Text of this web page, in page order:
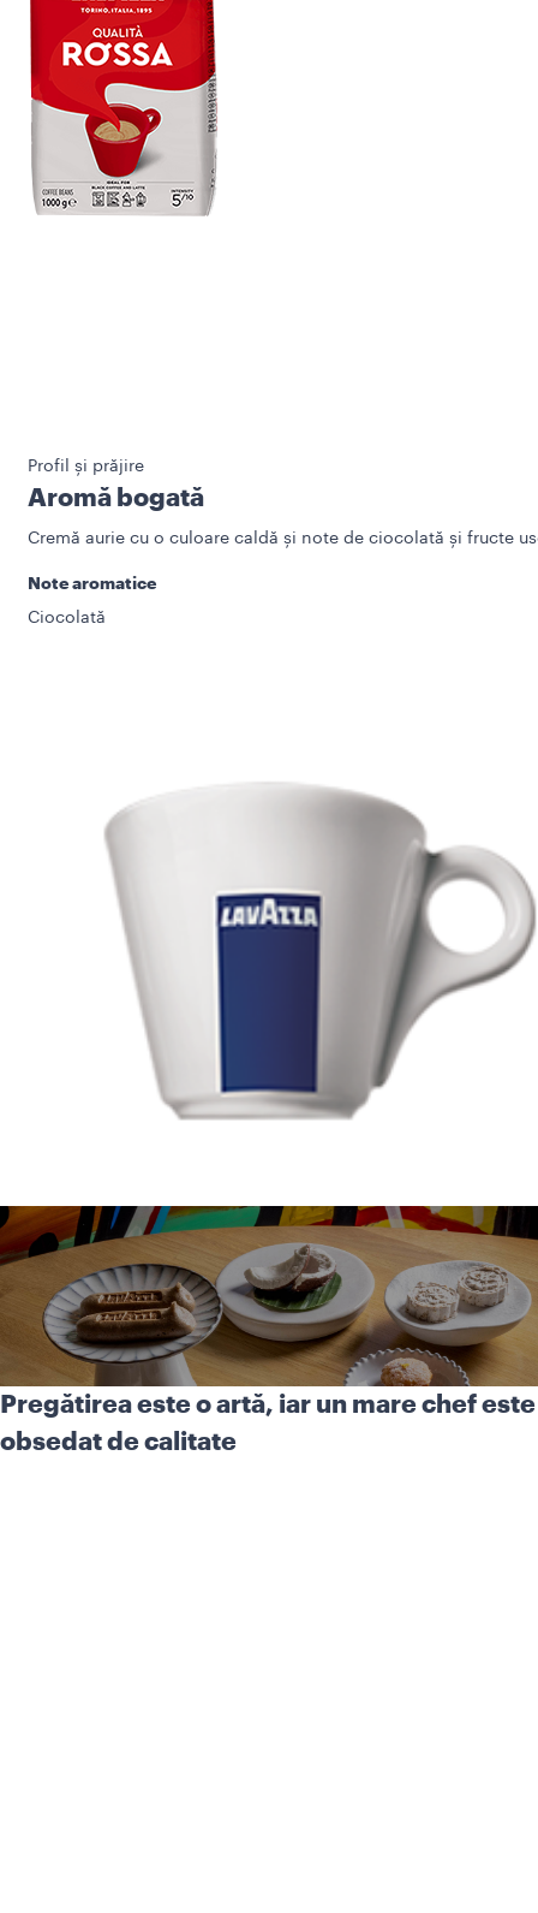
Profil și prăjire
Aromă bogată
Cremă aurie cu o culoare caldă și note de ciocolată și fructe
Note aromatice
Ciocolată
Pregătirea este o artă, iar un mare chef este
obsedat de calitate